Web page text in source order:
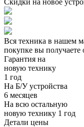
Вся техника в нашем
покупке вы
Гарантия на
новую технику
1 год
На Б/У устройства
6 месяцев
На всю остальную
новую технику 1 год
Детали цены